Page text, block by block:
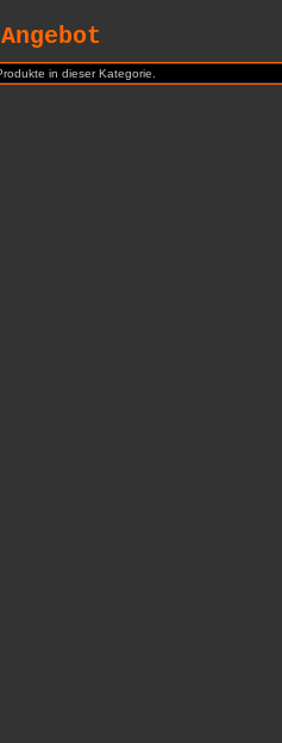
in dieser Kategorie.